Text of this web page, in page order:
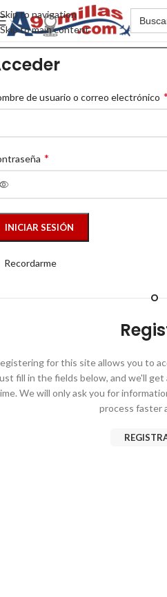
Skip to navigation
Skip to main content
de usuario o correo electrónico *
*
INICIAR SESIÓN
Recordarme
O
for this site allows you to
fill in the fields below, and we'll
We will only ask you for
process faster